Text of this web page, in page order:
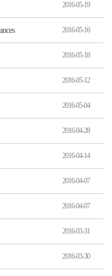
2016-05-19
2016-05-16
2016-05-18
2016-05-12
2016-05-04
2016-04-28
2016-04-14
2016-04-07
2016-04-07
2016-03-31
2016-03-30